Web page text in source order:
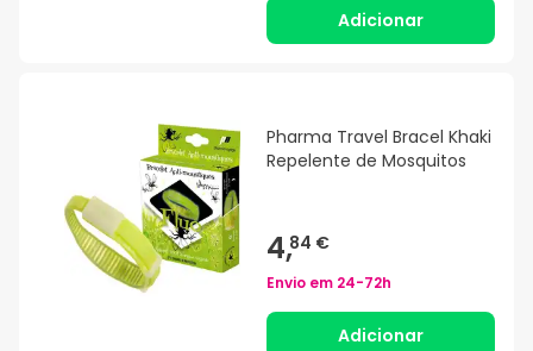
Adicionar
Pharma Travel Bracel Khaki
Repelente de Mosquitos
4,84 €
Envio em 24-72h
Adicionar